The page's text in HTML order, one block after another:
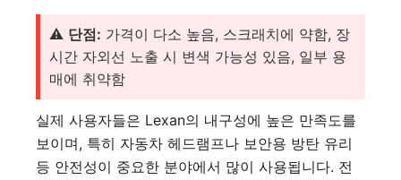
⚠️ 단점: 가격이 다소 높음, 스크래치에 약함, 장
시간 자외선 노출 시 변색 가능성 있음, 일부 용
매에 취약함
실제 사용자들은 Lexan의 내구성에 높은 만족도를
보이며, 특히 자동차 헤드램프나 보안용 방탄 유리
등 안전성이 중요한 분야에서 많이 사용됩니다. 전